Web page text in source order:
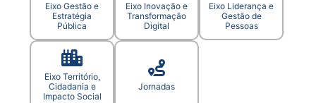
Eixo Gestão e
Estratégia
Pública
Eixo Inovação e
Transformação
Digital
Eixo Liderança e
Gestão de
Pessoas
Eixo Território,
Cidadania e
Impacto Social
Jornadas